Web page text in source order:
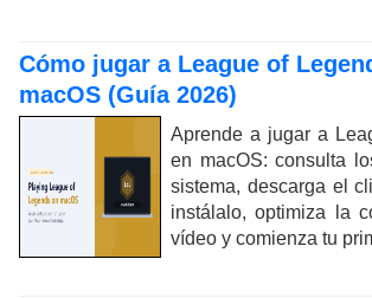
Cómo jugar a League of
macOS (Guía 2026)
Aprende a jugar a
en macOS: consulta
sistema, descarga el
instálalo, optimiza la
vídeo y comienza tu